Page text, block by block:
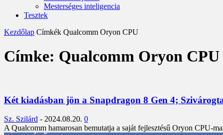
Mesterséges inteligencia
Tesztek
Kezdőlap Címkék Qualcomm Oryon CPU
Címke: Qualcomm Oryon CPU
Két kiadásban jön a Snapdragon 8 Gen 4;
Sz. Szilárd - 2024.08.20. 0
A Qualcomm hamarosan bemutatja a saját fejlesztésű Oryon CPU-
3,452 Rajongók